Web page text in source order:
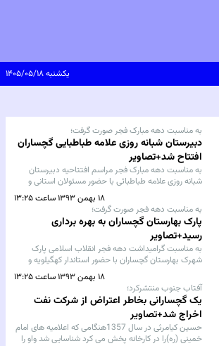
یکشنبه ۱۴۰۵/۰۵/۱۸
به مناسبت دهه مبارک فجر صورت گرفت؛
دبیرستان شبانه روزی علامه طباطبایی گچساران
افتتاح شد+تصاویر
به مناسبت دهه مبارک فجر مراسم افتتاحیه دبیرستان
شبانه روزی علامه طباطبائی با حضور مسئولان استانی و
۱۸ بهمن ۱۳۹۳ ساعت ۱۳:۲۵
به مناسبت دهه فجر صورت گرفت؛
پارک بهارستان گچساران به بهره برداری
رسید+تصاویر
به مناسبت گرامیداشت دهه فجر انقلاب اسلامی پارک
شهرک بهارستان گچساران با حضور استاندار کهگیلویه و
۱۸ بهمن ۱۳۹۳ ساعت ۱۳:۲۵
آفتاب جنوب منتشرکرد؛
یک گچسارانی بخاطر اعتراض از شرکت نفت
اخراج شد+تصاویر
حسین کیامرثی در سال 1357هنگامی که اعلامیه های امام
خمینی (ره)را در کارخانه پخش می کرد شناسایی شد واو را